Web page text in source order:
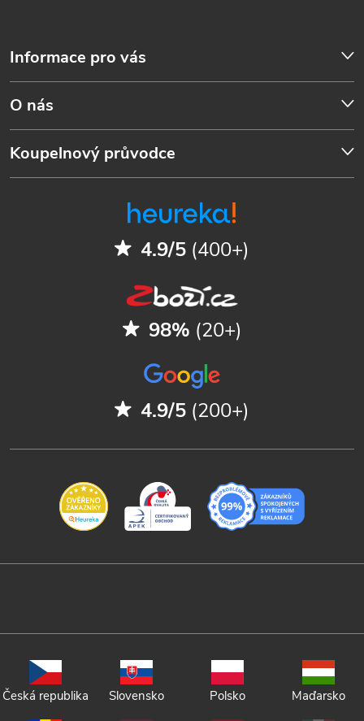
Informace pro vás
O nás
Koupelnový průvodce
4.9/5 (400+)
98% (20+)
4.9/5 (200+)
Česká republika Slovensko Polsko Maďarsko